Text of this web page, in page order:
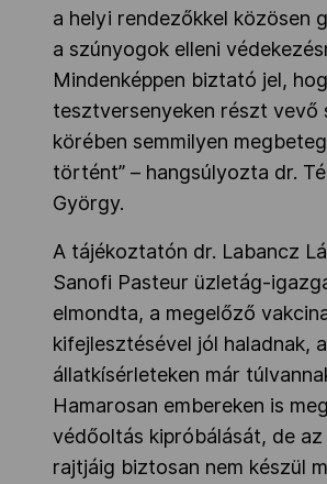
a helyi rendezőkkel közösen
a szúnyogok elleni
Mindenképpen biztató jel,
tesztversenyeken részt vevő
körében semmilyen
történt” – hangsúlyozta dr.
György.
A tájékoztatón dr. Labancz
Sanofi Pasteur üzletág-
elmondta, a megelőző
kifejlesztésével jól haladnak,
állatkísérleteken már
Hamarosan embereken is
védőoltás kipróbálását, de az
rajtjáig biztosan nem készül